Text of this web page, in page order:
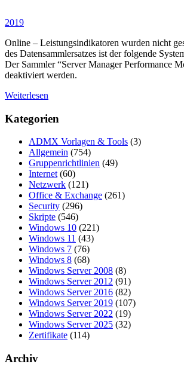
2019
Online – Leistungsindikatoren wurden nicht
des Datensammlersatzes ist der folgende
Der Sammler “Server Manager Performance
deaktiviert werden.
Weiterlesen
Kategorien
ADMX Vorlagen & Tools (3)
Allgemein (754)
Gruppenrichtlinien (49)
Internet(60)
Netzwerk (121)
Office & Exchange (261)
Security (296)
Skripte (546)
Windows 10 (221)
Windows 11 (43)
Windows 7 (76)
Windows 8 (68)
Windows Server 2008 (8)
Windows Server 2012 (91)
Windows Server 2016 (82)
Windows Server 2019 (107)
Windows Server 2022 (19)
Windows Server 2025 (32)
Zertifikate (114)
Archiv